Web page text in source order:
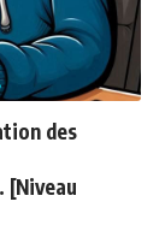
des
[Niveau